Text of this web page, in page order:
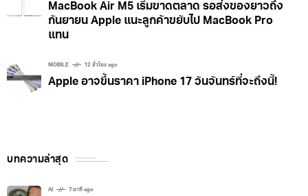
MacBook Air M5 เริ่มขาดตลาด รอส่งของยาวถึง
กันยายน Apple แนะลูกค้าขยับไป MacBook Pro
แทน
MOBILE 12 ชั่วโมง ago
Apple อาจขึ้นราคา iPhone 17 วันจันทร์ที่จะถึงนี้!
บทความล่าสุด
AI 7 นาที ago